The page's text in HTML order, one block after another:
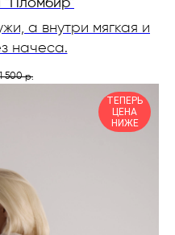
"Пломбир"
а внутри мягкая и
начеса.
500 р.
ТЕПЕРЬ
ЦЕНА
НИЖЕ